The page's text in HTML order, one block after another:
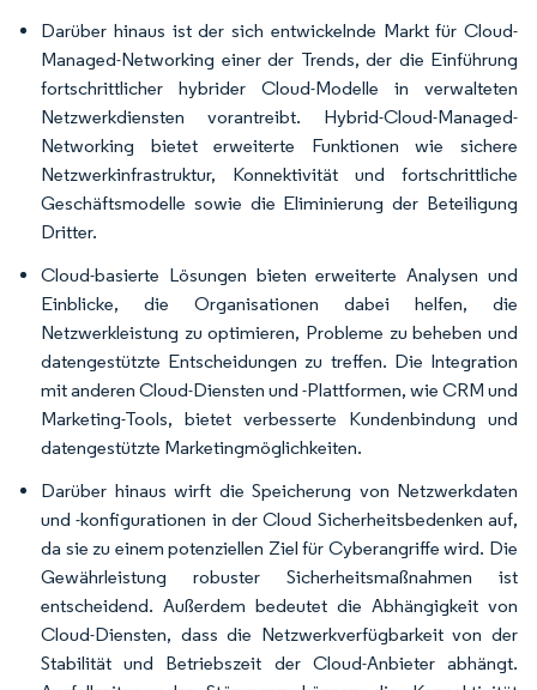
Darüber hinaus ist der sich entwickelnde Markt für Cloud-
Managed-Networking einer der Trends, der die Einführung
fortschrittlicher hybrider Cloud-Modelle in verwalteten
Netzwerkdiensten vorantreibt. Hybrid-Cloud-Managed-
Networking bietet erweiterte Funktionen wie sichere
Netzwerkinfrastruktur, Konnektivität und fortschrittliche
Geschäftsmodelle sowie die Eliminierung der Beteiligung
Dritter.
Cloud-basierte Lösungen bieten erweiterte Analysen und
Einblicke, die Organisationen dabei helfen, die
Netzwerkleistung zu optimieren, Probleme zu beheben und
datengestützte Entscheidungen zu treffen. Die Integration
mit anderen Cloud-Diensten und -Plattformen, wie CRM und
Marketing-Tools, bietet verbesserte Kundenbindung und
datengestützte Marketingmöglichkeiten.
Darüber hinaus wirft die Speicherung von Netzwerkdaten
und -konfigurationen in der Cloud Sicherheitsbedenken auf,
da sie zu einem potenziellen Ziel für Cyberangriffe wird. Die
Gewährleistung robuster Sicherheitsmaßnahmen ist
entscheidend. Außerdem bedeutet die Abhängigkeit von
Cloud-Diensten, dass die Netzwerkverfügbarkeit von der
Stabilität und Betriebszeit der Cloud-Anbieter abhängt.